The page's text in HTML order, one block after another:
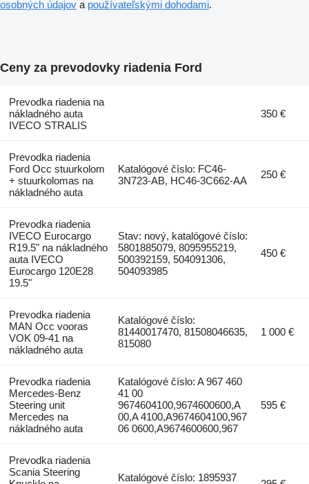
osobných údajov a používateľskými dohodami.
Ceny za prevodovky riadenia Ford
Prevodka riadenia na
nákladného auta
IVECO STRALIS
350 €
Prevodka riadenia
Ford Occ stuurkolom
+ stuurkolomas na
nákladného auta
Katalógové číslo: FC46-
3N723-AB, HC46-3C662-AA
250 €
Prevodka riadenia
IVECO Eurocargo
R19.5" na nákladného
auta IVECO
Eurocargo 120E28
19.5"
Stav: nový, katalógové číslo:
5801885079, 8095955219,
500392159, 504091306,
504093985
450 €
Prevodka riadenia
MAN Occ vooras
VOK 09-41 na
nákladného auta
Katalógové číslo:
81440017470, 81508046635,
815080
1 000 €
Prevodka riadenia
Mercedes-Benz
Steering unit
Mercedes na
nákladného auta
Katalógové číslo: A 967 460
41 00
9674604100,9674600600,A
00,A 4100,A9674604100,967
06 0600,A9674600600,967
595 €
Prevodka riadenia
Scania Steering
Katalógové číslo: 1895937